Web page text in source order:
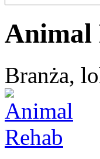
Animal
Branża,